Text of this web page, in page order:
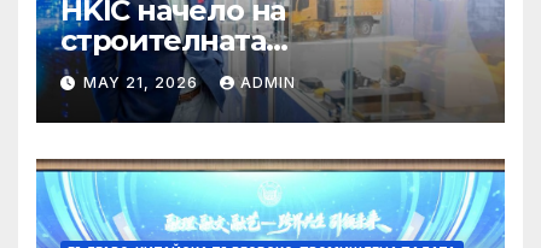
HKIC начело на
строителната
трансформация на Хонконг
чрез приемане на AI+
MAY 21, 2026 ADMIN